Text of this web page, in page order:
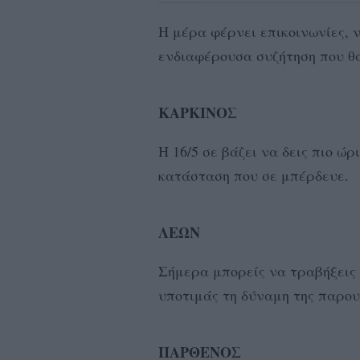
Η μέρα φέρνει επικοινωνίες,
ενδιαφέρουσα συζήτηση που
ΚΑΡΚΙΝΟΣ
Η 16/5 σε βάζει να δεις πιο
κατάσταση που σε μπέρδευε.
ΛΕΩΝ
Σήμερα μπορείς να
υποτιμάς τη δύναμη της
ΠΑΡΘΕΝΟΣ